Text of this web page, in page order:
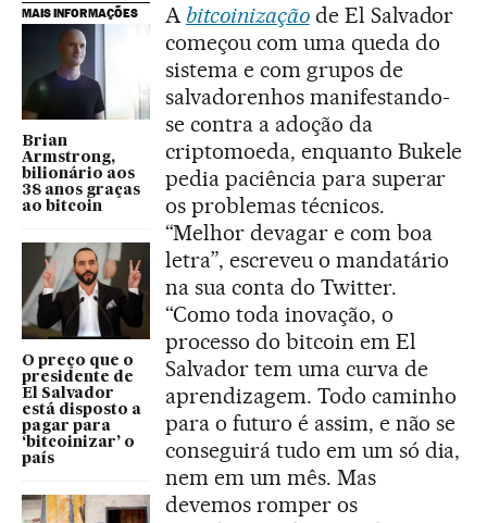
MAIS INFORMAÇÕES
Brian
Armstrong,
bilionário aos
38 anos graças
ao bitcoin
O preço que o
presidente de
El Salvador
está disposto a
pagar para
‘bitcoinizar’ o
país
A bitcoinizaçãode El Salvador
começou com uma queda do
sistema e com grupos de
salvadorenhos manifestando-
se contra a adoção da
criptomoeda, enquanto Bukele
pedia paciência para superar
os problemas técnicos.
“Melhor devagar e com boa
letra”, escreveu o mandatário
na sua conta do Twitter.
“Como toda inovação, o
processo do bitcoin em El
Salvador tem uma curva de
aprendizagem. Todo caminho
para o futuro é assim, e não se
conseguirá tudo em um só dia,
nem em um mês. Mas
devemos romper os